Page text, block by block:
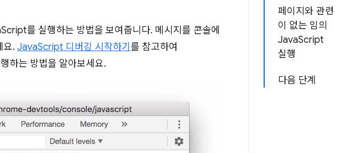
페이지와 관련
이 없는 임의
JavaScript
실행
다음 단계
를 실행하는 방법을 보여줍니다. 메시지를 콘솔에
요. JavaScript 디버깅 시작하기 를 참고하여
하는 방법을 알아보세요.